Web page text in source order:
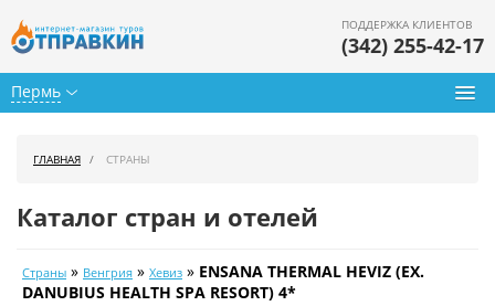
Пермь
ПОДДЕРЖКА КЛИЕНТОВ
(342) 255-42-17
Календарь туров
ГЛАВНАЯ СТРАНЫ
Каталог стран и отелей
Страны » Венгрия » Хевиз » ENSANA THERMAL HEVIZ (EX.
DANUBIUS HEALTH SPA RESORT) 4*